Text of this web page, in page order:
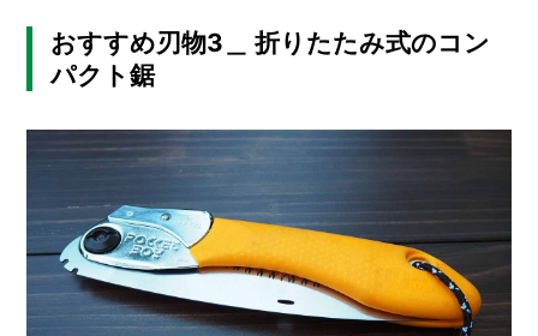
おすすめ刃物3＿ 折りたたみ式のコン
パクト鋸